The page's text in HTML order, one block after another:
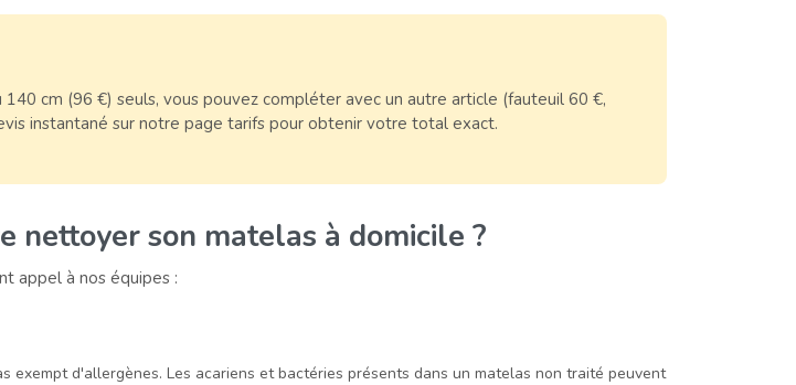
cm (96 €) seuls, vous pouvez compléter avec un autre article (fauteuil 60 €,
instantané sur notre page tarifs pour obtenir votre total exact.
nettoyer son matelas à domicile ?
appel à nos équipes :
exempt d'allergènes. Les acariens et bactéries présents dans un matelas non traité peuvent